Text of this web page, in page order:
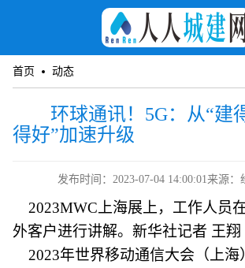
首页 动态
环球通讯！5G：从“建
得好”加速升级
发布时间：2023-07-04 14:00:01来源：
2023MWC上海展上，工作人员
外客户进行讲解。新华社记者 王翔
2023年世界移动通信大会（上海